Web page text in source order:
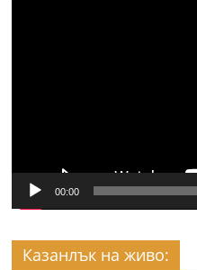
00:00
Казанлък на живо: